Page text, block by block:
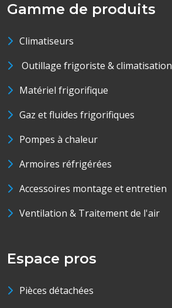
Gamme de produits
Climatiseurs
Outillage frigoriste & climatisation
Matériel frigorifique
Gaz et fluides frigorifiques
Pompes à chaleur
Armoires réfrigérées
Accessoires montage et entretien
Ventilation & Traitement de l'air
Espace pros
Pièces détachées